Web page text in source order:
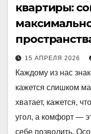
квартиры:
15 АПРЕЛЯ 2026
Каждому из нас
кажется слишком
хватает, кажется,
угол, а комфорт —
себе позволить.